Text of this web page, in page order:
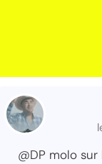
@DP molo